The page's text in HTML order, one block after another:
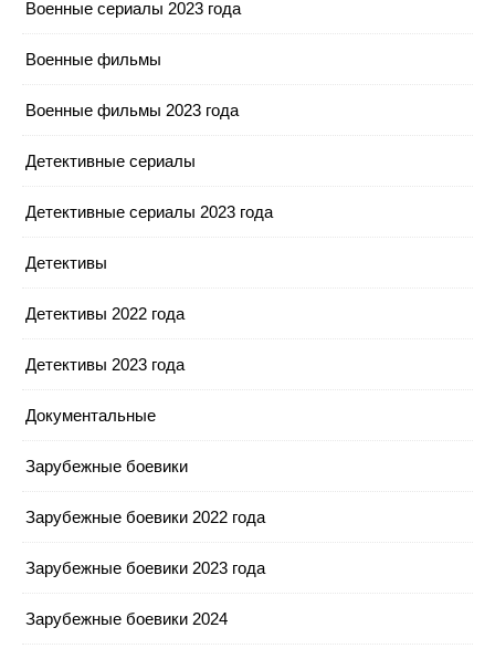
Военные сериалы 2023 года
Военные фильмы
Военные фильмы 2023 года
Детективные сериалы
Детективные сериалы 2023 года
Детективы
Детективы 2022 года
Детективы 2023 года
Документальные
Зарубежные боевики
Зарубежные боевики 2022 года
Зарубежные боевики 2023 года
Зарубежные боевики 2024